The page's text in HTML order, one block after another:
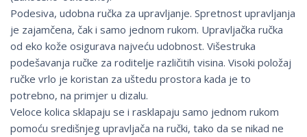
Podesiva, udobna ručka za upravljanje. Spretnost upravljanja
je zajamčena, čak i samo jednom rukom. Upravljačka ručka
od eko kože osigurava najveću udobnost. Višestruka
podešavanja ručke za roditelje različitih visina. Visoki položaj
ručke vrlo je koristan za uštedu prostora kada je to
potrebno, na primjer u dizalu.
Veloce kolica sklapaju se i rasklapaju samo jednom rukom
pomoću središnjeg upravljača na ručki, tako da se nikad ne